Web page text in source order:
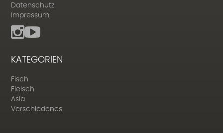
Datenschutz
Impressum
KATEGORIEN
Fisch
Fleisch
Asia
Verschiedenes